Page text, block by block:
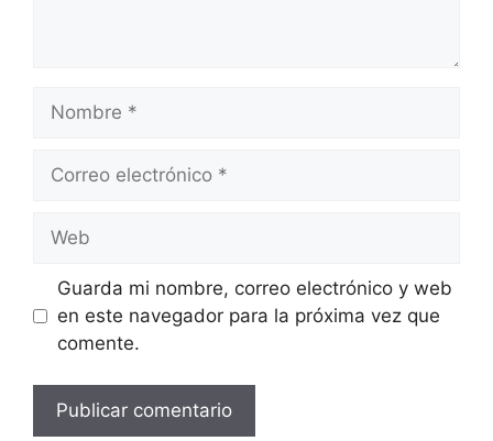
electrónico
Guarda mi nombre, correo electrónico y web
en este navegador para la próxima vez que
comente.